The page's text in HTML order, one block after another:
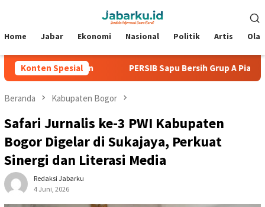
Mobile
Home Jabar Ekonomi Nasional Politik Artis
Konten Spesial
Kebobolan PERSIB Sapu Bersih Grup A Piala
Beranda Kabupaten Bogor
Safari Jurnalis ke-3 PWI Kabupaten
Bogor Digelar di Sukajaya, Perkuat
Sinergi dan Literasi Media
Redaksi Jabarku
4 Juni, 2026